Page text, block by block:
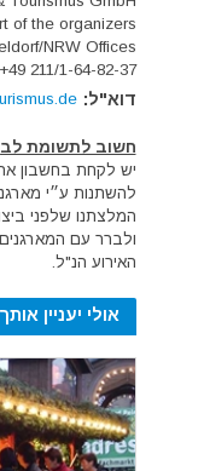
of the organizers
NRW Offices
211/1-64-82-37
דוא"ל:
חשוב לתשומת
יש לקחת בחשבון
להשתנות ע״י
המלצתנו שלפני
ולברר עם
האירוע הנ"ל.
אולי יעניין